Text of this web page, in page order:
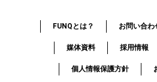
FUNQとは？ お問い合わ
媒体資料 採用情報
個人情報保護方針